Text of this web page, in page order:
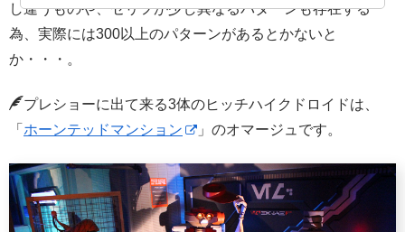
し違うものや、セリフが少し異なるパターンも存在する
為、実際には300以上のパターンがあるとかないと
か・・・。
プレショーに出て来る3体のヒッチハイクドロイドは、
「 ホーンテッドマンション 」のオマージュです。